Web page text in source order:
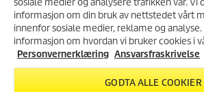
MELD DEG
Få 10%
på vårt
inkl. mva., ekskl.frakt
på ordre over 1499,-
sosiale medier og analysere trafikken vår. Vi
informasjon om din bruk av nettstedet vårt
innenfor sosiale medier, reklame og
informasjon om hvordan vi bruker cookies i
Personvernerklæring Ansvarsfraskrivelse
GODTA ALLE COOKIER